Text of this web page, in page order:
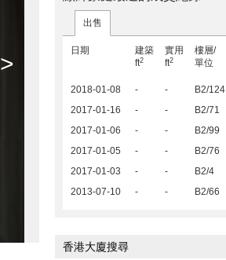
>
出售
日期
建築
ft2
實用
ft2
樓層/
單位
2018-01-08 - - B2/124
2017-01-16
- - B2/71
2017-01-06
- - B2/99
2017-01-05
- - B2/76
2017-01-03
- - B2/4
2013-07-10
- - B2/66
香港大廈搜尋